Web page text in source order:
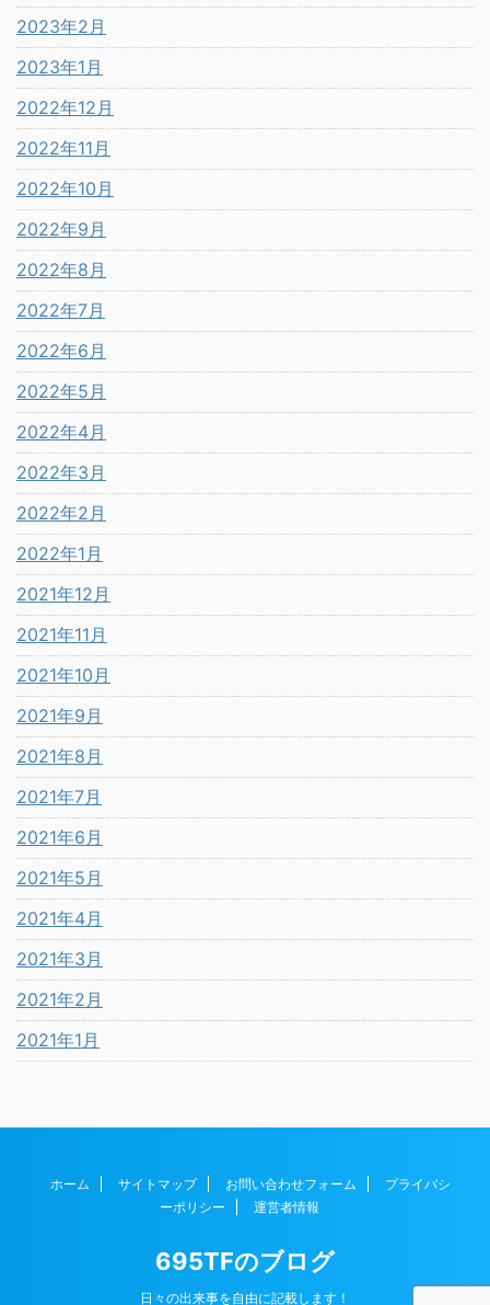
2023年2月
2023年1月
2022年12月
2022年11月
2022年10月
2022年9月
2022年8月
2022年7月
2022年6月
2022年5月
2022年4月
2022年3月
2022年2月
2022年1月
2021年12月
2021年11月
2021年10月
2021年9月
2021年8月
2021年7月
2021年6月
2021年5月
2021年4月
2021年3月
2021年2月
2021年1月
ホーム サイトマップ お問い合わせフォーム
プライバシ
ーポリシー
運営者情報
695TFのブログ
日々の出来事を自由に記載します！